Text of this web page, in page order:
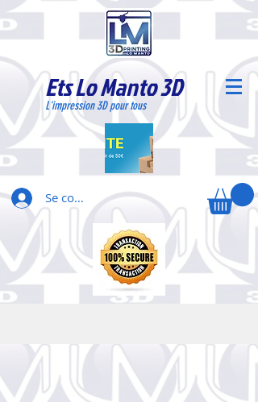
Ets Lo Manto 3D
L'impression 3D pour tous
Se connecter